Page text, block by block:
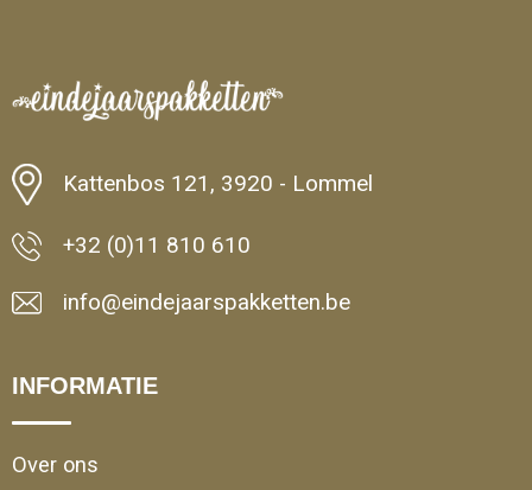
Kattenbos 121, 3920 - Lommel
+32 (0)11 810 610
info@eindejaarspakketten.be
INFORMATIE
Over ons